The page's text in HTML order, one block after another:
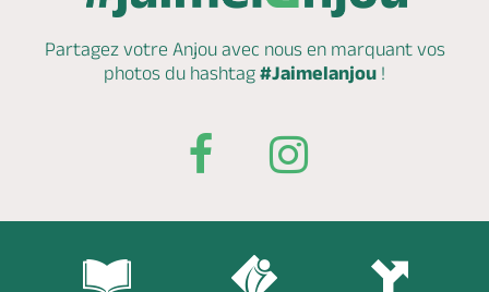
Partagez votre Anjou avec nous en marquantvos
photos du hashtag #Jaimelanjou !